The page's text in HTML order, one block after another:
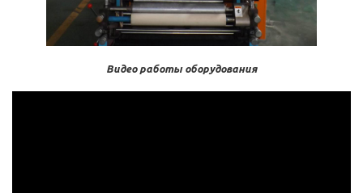
Видео работы оборудования